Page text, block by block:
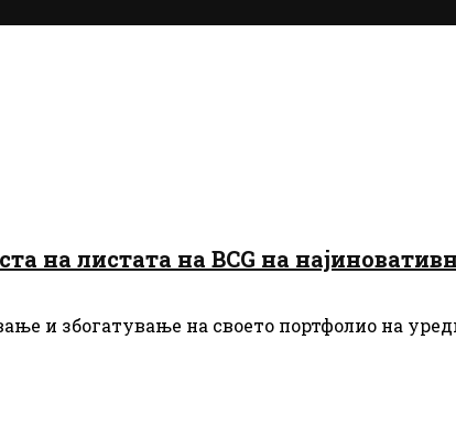
на листата на BCG на
и збогатување на своето портфолио на